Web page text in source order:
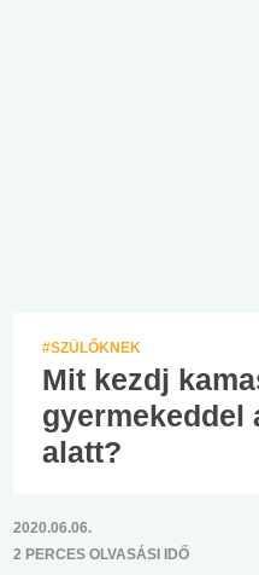
#SZÜLŐKNEK
Mit kezdj
gyermekeddel
alatt?
2020.06.06.
2 PERCES OLVASÁSI IDŐ